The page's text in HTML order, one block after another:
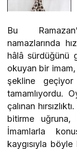
Bu
namazlarında
hâlâ sürdüğünü
okuyan bir
şekline
tamamlıyordu.
çalınan
bitirme
İmamlarla
kaygısıyla böyle